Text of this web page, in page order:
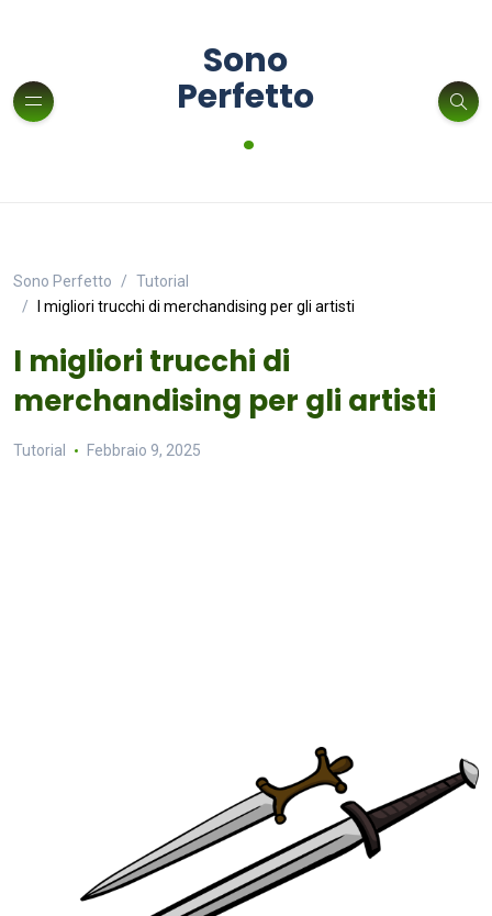
Sono
Perfetto
.
Sono Perfetto
Tutorial
I migliori trucchi di merchandising per gli artisti
I migliori trucchi di
merchandising per gli artisti
Tutorial Febbraio 9, 2025